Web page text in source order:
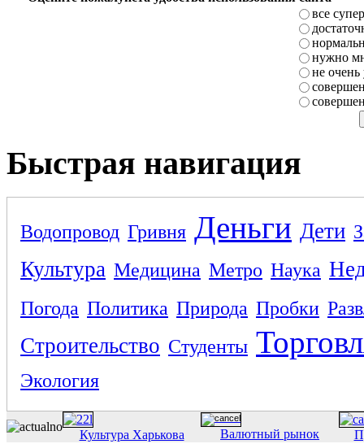
все супер
нужно
не очень
Быстрая навигация
Водопровод Гривня Деньги Дети
Культура Медицина Метро Наука
Погода Политика Природа Пробки
Строительство Студенты
Экология
Культура Харькова Валютный рынок